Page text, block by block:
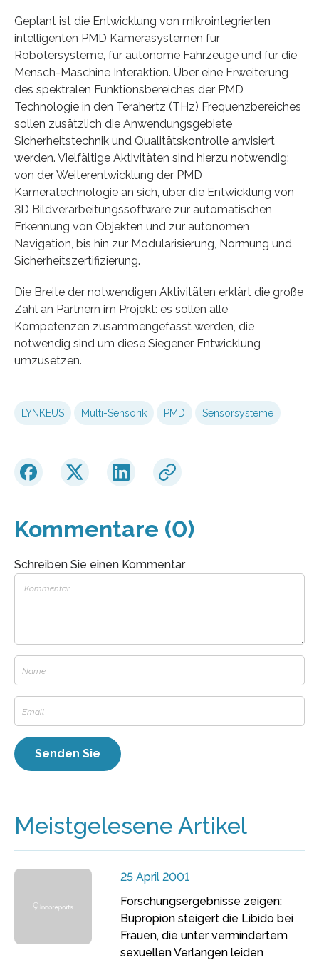
Geplant ist die Entwicklung von mikrointegrierten
intelligenten PMD Kamerasystemen für
Robotersysteme, für autonome Fahrzeuge und für die
Mensch-Maschine Interaktion. Über eine Erweiterung
des spektralen Funktionsbereiches der PMD
Technologie in den Terahertz (THz) Frequenzbereiches
sollen zusätzlich die Anwendungsgebiete
Sicherheitstechnik und Qualitätskontrolle anvisiert
werden. Vielfältige Aktivitäten sind hierzu notwendig:
von der Weiterentwicklung der PMD
Kameratechnologie an sich, über die Entwicklung von
3D Bildverarbeitungssoftware zur automatischen
Erkennung von Objekten und zur autonomen
Navigation, bis hin zur Modularisierung, Normung und
Sicherheitszertifizierung.
Die Breite der notwendigen Aktivitäten erklärt die große
Zahl an Partnern im Projekt: es sollen alle
Kompetenzen zusammengefasst werden, die
notwendig sind um diese Siegener Entwicklung
umzusetzen.
LYNKEUS Multi-Sensorik PMD Sensorsysteme
Kommentare (0)
Schreiben Sie einen Kommentar
Meistgelesene Artikel
25 April 2001
Forschungsergebnisse zeigen:
Bupropion steigert die Libido bei
Frauen, die unter vermindertem
sexuellen Verlangen leiden